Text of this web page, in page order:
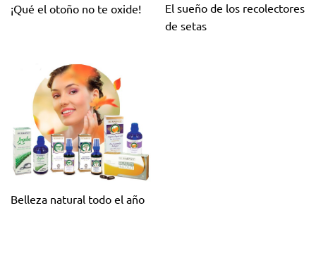
¡Qué el otoño no te oxide!
El sueño de los recolectores
de setas
Belleza natural todo el año